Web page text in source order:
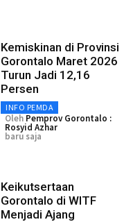
Kemiskinan di Provinsi
Gorontalo Maret 2026
Turun Jadi 12,16
Persen
INFO PEMDA
Oleh Pemprov Gorontalo :
Rosyid Azhar
baru saja
Keikutsertaan
Gorontalo di WITF
Menjadi Ajang